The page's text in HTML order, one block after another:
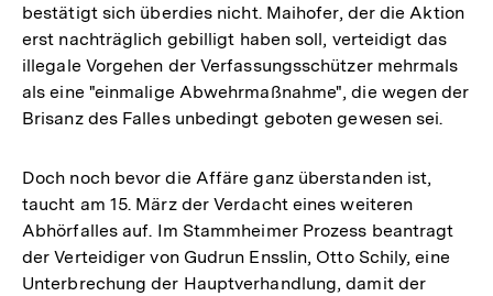
bestätigt sich überdies nicht. Maihofer, der die Aktion
erst nachträglich gebilligt haben soll, verteidigt das
illegale Vorgehen der Verfassungsschützer mehrmals
als eine "einmalige Abwehrmaßnahme", die wegen der
Brisanz des Falles unbedingt geboten gewesen sei.
Doch noch bevor die Affäre ganz überstanden ist,
taucht am 15. März der Verdacht eines weiteren
Abhörfalles auf. Im Stammheimer Prozess beantragt
der Verteidiger von Gudrun Ensslin, Otto Schily, eine
Unterbrechung der Hauptverhandlung, damit der